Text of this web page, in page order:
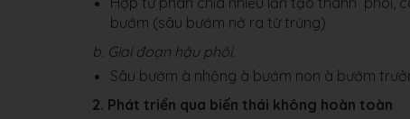
bướm (sâu bướm nở ra từ trứng)
b. Giai đoạn hậu phôi.
Sâu bướm à nhộng à bướm non à bướm
2. Phát triển qua biến thái không hoàn toàn